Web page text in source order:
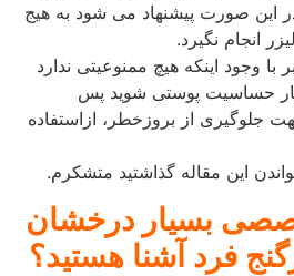
این صورت پیشنهاد می شود به هیج
انجام نگیرد.
با وجود اینکه هیچ ممنوعیتی ندارد
حساسیت پوستی شوید پس
جلوگیری از بروزخطر، ازاستفاده
این مقاله گذاشتید متشکرم.
بسیار درخشان
فرد آشنا هستید؟